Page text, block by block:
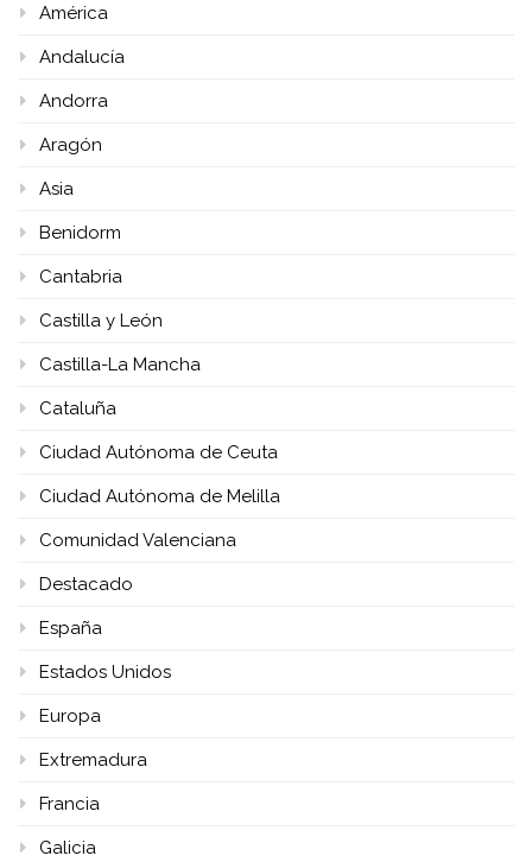
América
Andalucía
Andorra
Aragón
Asia
Benidorm
Cantabria
Castilla y León
Castilla-La Mancha
Cataluña
Ciudad Autónoma de Ceuta
Ciudad Autónoma de Melilla
Comunidad Valenciana
Destacado
España
Estados Unidos
Europa
Extremadura
Francia
Galicia